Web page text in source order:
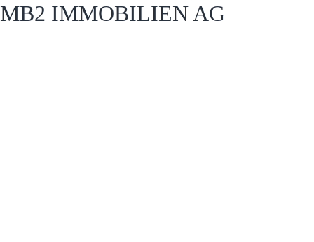
MB2 IMMOBILIEN AG